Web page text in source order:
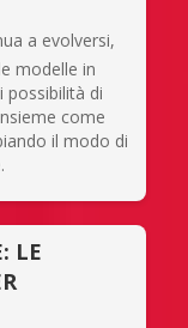
a evolversi,
modelle in
possibilità di
come
il modo di
LE